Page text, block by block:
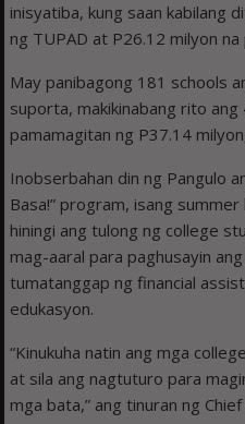
inisyatiba, kung saan kabilang
ng TUPAD at P26.12 milyon na
May panibagong 181 schools
suporta, makikinabang rito
pamamagitan ng P37.14
Inobserbahan din ng Pangulo
Basa!” program, isang
hiningi ang tulong ng college
mag-aaral para paghusayin
tumatanggap ng financial
edukasyon.
“Kinukuha natin ang mga
at sila ang nagtuturo para
mga bata,” ang tinuran ng